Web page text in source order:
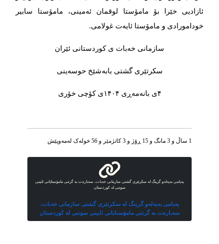
ئازادیی خێرا بۆ مامۆستا لوقمان ئەمینی، مامۆستا سابیر
خودامورادی و مامۆستا ئایەت غولامی.
سازمانی خەبات ی كوردستانی ئێران
سكرتێری گشتی بابەشێخ حوسەینی
۴ی بانەمەڕی ۱۴۰۴ی كۆچی خۆری
1 ساڵ و 3 مانگ و 15 ڕۆژ و 3 کاتژمێر و 56 خوله‌ک له‌مه‌وپێش‌
پەیامی بەپەلەو گرینگ لە سكرتێری گشتی سازمانی خەبات، سەبارەت بە گرتنی مامۆستایانی ئایینی
سوننی لە كوردستان
پەیامی بەپەلەو گرینگ لە سكرتێری گشتی سازمانی خەبات،
سەبارەت بە گرتنی مامۆستایانی ئایینی سوننی لە كوردستان